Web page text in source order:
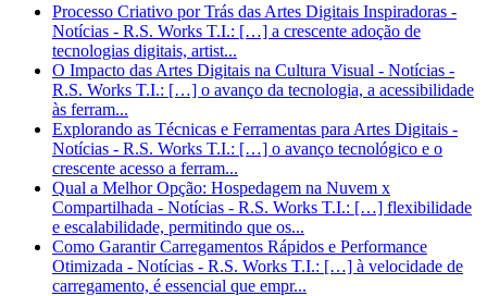
Processo Criativo por Trás das Artes Digitais Inspiradoras -
Notícias - R.S. Works T.I.: […] a crescente adoção de
tecnologias digitais, artist...
O Impacto das Artes Digitais na Cultura Visual - Notícias -
R.S. Works T.I.: […] o avanço da tecnologia, a acessibilidade
às ferram...
Explorando as Técnicas e Ferramentas para Artes Digitais -
Notícias - R.S. Works T.I.: […] o avanço tecnológico e o
crescente acesso a ferram...
Qual a Melhor Opção: Hospedagem na Nuvem x
Compartilhada - Notícias - R.S. Works T.I.: […] flexibilidade
e escalabilidade, permitindo que os...
Como Garantir Carregamentos Rápidos e Performance
Otimizada - Notícias - R.S. Works T.I.: […] à velocidade de
carregamento, é essencial que empr...